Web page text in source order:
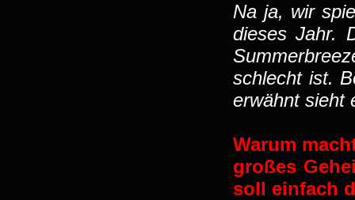
Na ja, wir
dieses Jahr.
schlecht ist.
erwähnt sieht
Warum
großes
soll einfach